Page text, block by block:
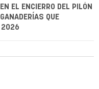
EL ENCIERRO DEL PILÓN
QUE
2026